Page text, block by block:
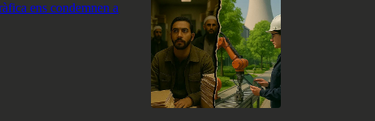
ens condemnen a